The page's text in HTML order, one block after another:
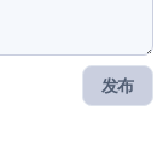
发布